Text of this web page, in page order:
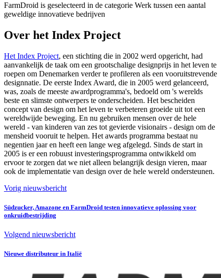
FarmDroid is geselecteerd in de categorie Werk tussen een aantal
geweldige innovatieve bedrijven
Over het Index Project
Het Index Project, een stichting die in 2002 werd opgericht, had
aanvankelijk de taak om een grootschalige designprijs in het leven te
roepen om Denemarken verder te profileren als een vooruitstrevende
designnatie. De eerste Index Award, die in 2005 werd gelanceerd,
was, zoals de meeste awardprogramma's, bedoeld om 's werelds
beste en slimste ontwerpers te onderscheiden. Het bescheiden
concept van design om het leven te verbeteren groeide uit tot een
wereldwijde beweging. En nu gebruiken mensen over de hele
wereld - van kinderen van zes tot gevierde visionairs - design om de
mensheid vooruit te helpen. Het awards programma bestaat nu
negentien jaar en heeft een lange weg afgelegd. Sinds de start in
2005 is er een robuust investeringsprogramma ontwikkeld om
ervoor te zorgen dat we niet alleen belangrijk design vieren, maar
ook de implementatie van design over de hele wereld ondersteunen.
Vorig nieuwsbericht
Südzucker, Amazone en FarmDroid testen innovatieve oplossing voor
onkruidbestrijding
Volgend nieuwsbericht
Nieuwe distributeur in Italië